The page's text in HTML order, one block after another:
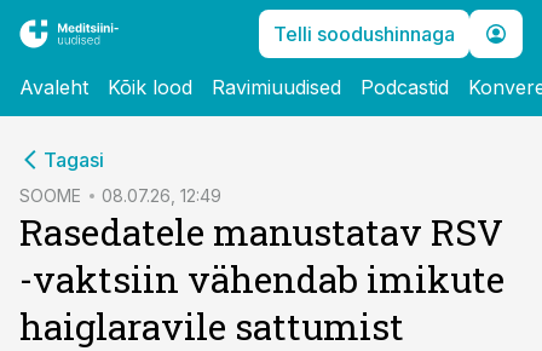
Telli soodushinnaga
Avaleht Kõik lood Ravimiuudised Podcastid
Tagasi
SOOME 08.07.26, 12:49
Rasedatele manustatav RSV
-vaktsiin vähendab imikute
haiglaravile sattumist